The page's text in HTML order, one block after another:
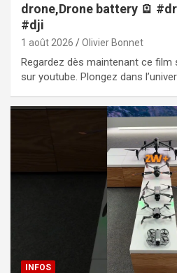
drone,Drone battery 🪫
#dji
1 août 2026 Olivier Bonnet
Regardez dès maintenant ce film
sur youtube. Plongez dans
INFOS